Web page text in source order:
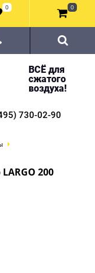
ВСЁ для
сжатого
воздуха!
730-02-90
200
0 0